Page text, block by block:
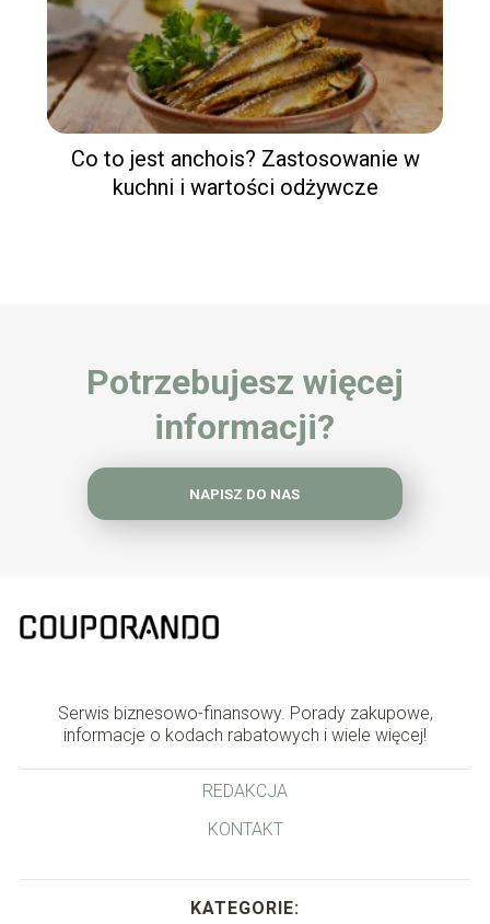
Co to jest anchois? Zastosowanie w
kuchni i wartości odżywcze
Potrzebujesz więcej
informacji?
NAPISZ DO NAS
Serwis biznesowo-finansowy. Porady zakupowe,
informacje o kodach rabatowych i wiele więcej!
REDAKCJA
KONTAKT
KATEGORIE: